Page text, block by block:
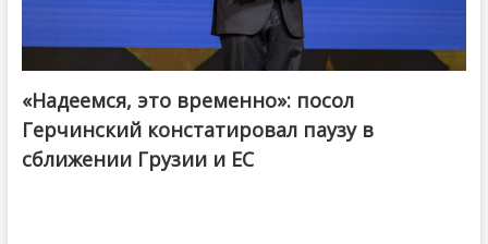
«Надеемся, это временно»: посол
Герчинский констатировал паузу в
сближении Грузии и ЕС